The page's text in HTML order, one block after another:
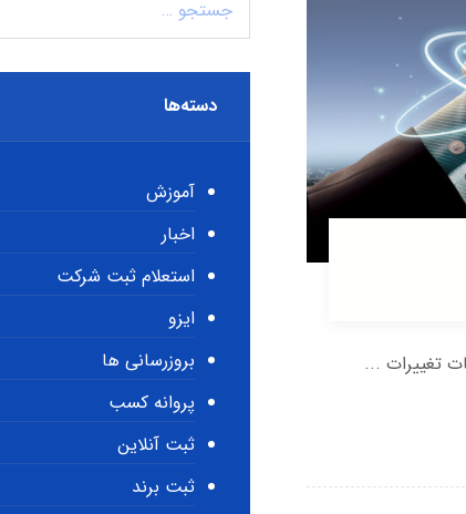
تغییرات ...
دسته‌ها
آموزش
اخبار
استعلام ثبت شرکت
ایزو
بروزرسانی ها
پروانه کسب
ثبت آنلاین
ثبت برند